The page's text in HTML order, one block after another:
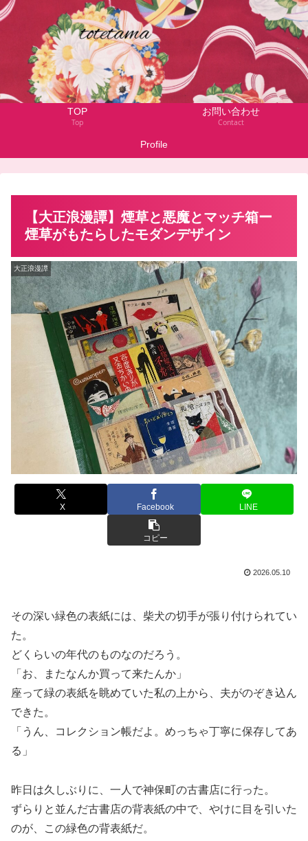
TOP
Top
お問い合わせ
Contact
Profile
【大正浪漫譚】煙草と悪魔とマッチ箱ー
煙草がもたらしたモダンデザイン
大正浪漫譚
X Facebook LINE
コピー
2026.05.10
その深い緑色の表紙には、柴犬の切手が張り付けられてい
た。
どくらいの年代のものなのだろう。
「お、またなんか買って来たんか」
座って緑の表紙を眺めていた私の上から、夫がのぞき込ん
できた。
「うん、コレクション帳だよ。めっちゃ丁寧に保存してあ
る」
昨日は久しぶりに、一人で神保町の古書店に行った。
ずらりと並んだ古書店の背表紙の中で、やけに目を引いた
のが、この緑色の背表紙だ。